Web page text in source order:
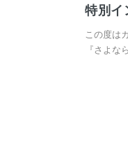
特別イ
この度は
『さよ